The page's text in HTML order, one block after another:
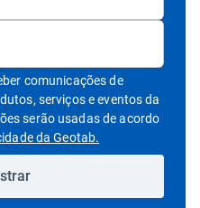
comunicações de
serviços e eventos da
serão usadas de acordo
da Geotab.